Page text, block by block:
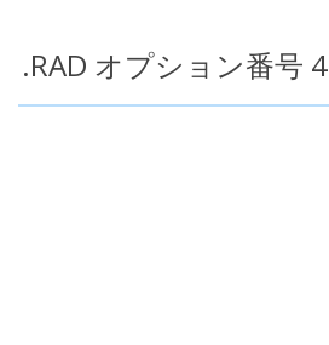
.RAD オプション番号 4